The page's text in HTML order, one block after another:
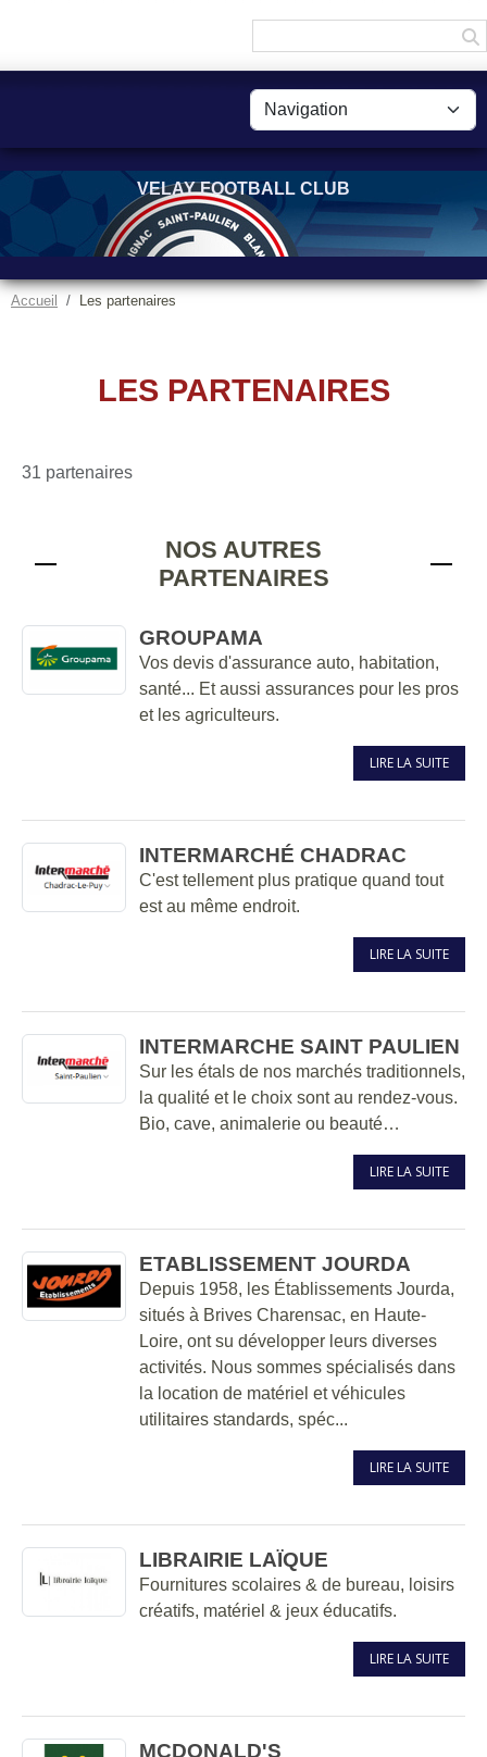
VELAY FOOTBALL CLUB
Accueil Les partenaires
LES PARTENAIRES
31 partenaires
NOS AUTRES
PARTENAIRES
GROUPAMA
Vos devis d'assurance auto, habitation,
santé... Et aussi assurances pour les pros
et les agriculteurs.
LIRE LA SUITE
INTERMARCHÉ CHADRAC
C'est tellement plus pratique quand tout
est au même endroit.
LIRE LA SUITE
INTERMARCHE SAINT PAULIEN
Sur les étals de nos marchés traditionnels,
la qualité et le choix sont au rendez-vous.
Bio, cave, animalerie ou beauté…
LIRE LA SUITE
ETABLISSEMENT JOURDA
Depuis 1958, les Établissements Jourda,
situés à Brives Charensac, en Haute-
Loire, ont su développer leurs diverses
activités. Nous sommes spécialisés dans
la location de matériel et véhicules
utilitaires standards, spéc...
LIRE LA SUITE
LIBRAIRIE LAÏQUE
Fournitures scolaires & de bureau, loisirs
créatifs, matériel & jeux éducatifs.
LIRE LA SUITE
MCDONALD'S